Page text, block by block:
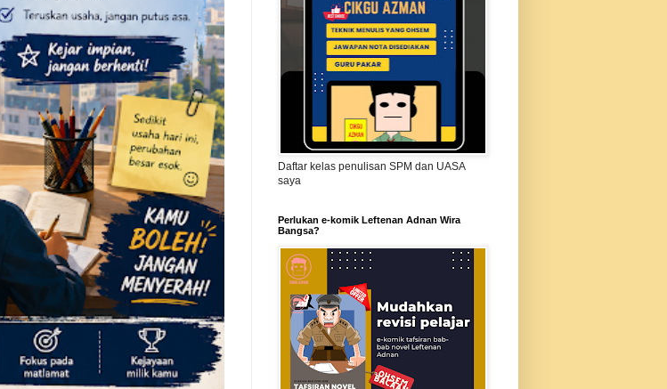
Daftar kelas penulisan SPM dan UASA
saya
Perlukan e-komik Leftenan Adnan Wira
Bangsa?